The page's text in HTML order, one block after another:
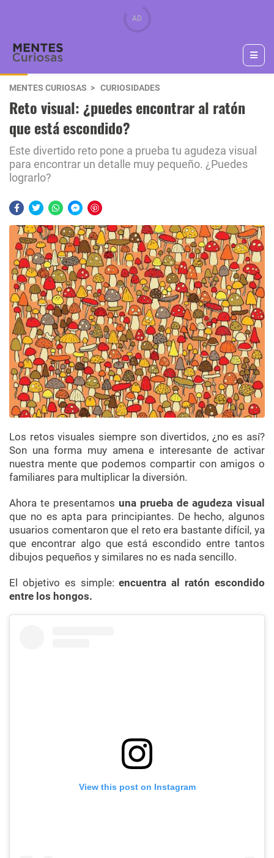
MENTES CURIOSAS CURIOSIDADES
Reto visual: ¿puedes encontrar al ratón
que está escondido?
Este divertido reto pone a prueba tu agudeza visual
para encontrar un detalle muy pequeño. ¿Puedes
lograrlo?
Los retos visuales siempre son divertidos, ¿no es así?
Son una forma muy amena e interesante de activar
nuestra mente que podemos compartir con amigos o
familiares para multiplicar la diversión.
Ahora te presentamos una prueba de agudeza visual
que no es apta para principiantes. De hecho, algunos
usuarios comentaron que el reto era bastante difícil, ya
que encontrar algo que está escondido entre tantos
dibujos pequeños y similares no es nada sencillo.
El objetivo es simple:encuentra al ratón escondido
entre los hongos.
View this post on Instagram